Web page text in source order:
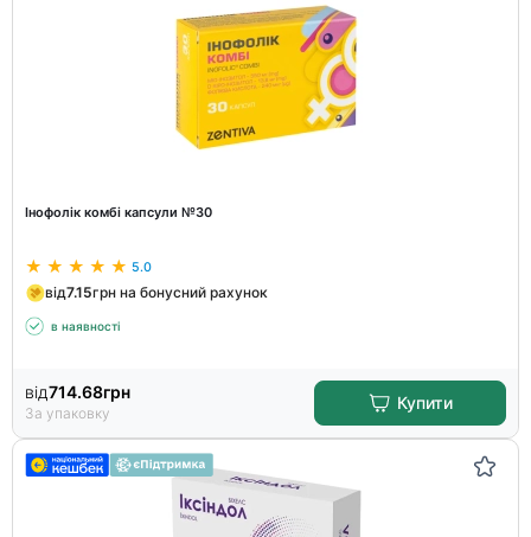
Інофолік комбі капсули №30
5.0
від7.15грн на бонусний рахунок
в наявності
від714.68грн
За упаковку
Купити